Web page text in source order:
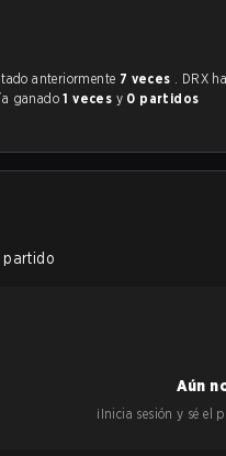
se habían enfrentado anteriormente 7 veces . DRX
ganado1 veces y 0 partidos
partido
Aún
¡Inicia sesión y sé el